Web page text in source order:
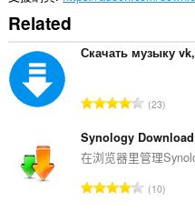
create
rich
notifications
and
display
them
to
you
system
tray.
Related
Скачать музыку
評
的
總
數
23
Synology
在浏览器里管理
評10